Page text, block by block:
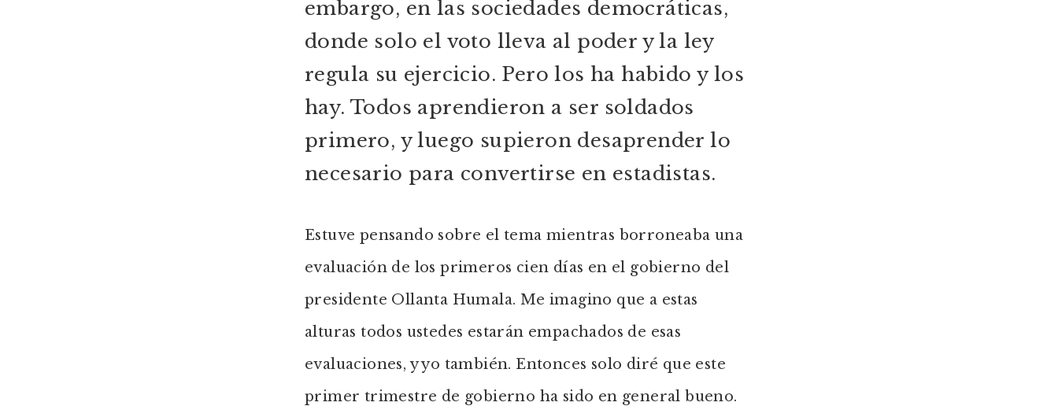
embargo, en las sociedades democráticas,
donde solo el voto lleva al poder y la ley
regula su ejercicio. Pero los ha habido y los
hay. Todos aprendieron a ser soldados
primero, y luego supieron desaprender lo
necesario para convertirse en estadistas.
Estuve pensando sobre el tema mientras borroneaba una
evaluación de los primeros cien días en el gobierno del
presidente Ollanta Humala. Me imagino que a estas
alturas todos ustedes estarán empachados de esas
evaluaciones, y yo también. Entonces solo diré que este
primer trimestre de gobierno ha sido en general bueno.